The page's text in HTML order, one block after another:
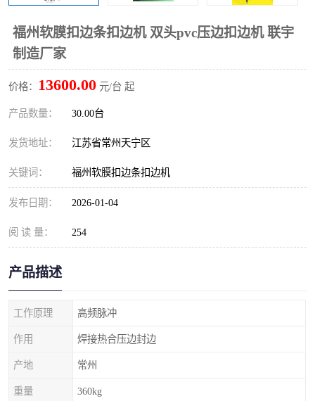
福州软膜扣边条扣边机 双头pvc压边扣边机 联宇
制造厂家
价格： 13600.00 元/台 起
产品数量： 30.00台
发货地址： 江苏省常州天宁区
关键词： 福州软膜扣边条扣边机
发布日期： 2026-01-04
阅 读 量： 254
产品描述
工作原理 高频脉冲
作用 焊接热合压边封边
产地 常州
重量 360kg